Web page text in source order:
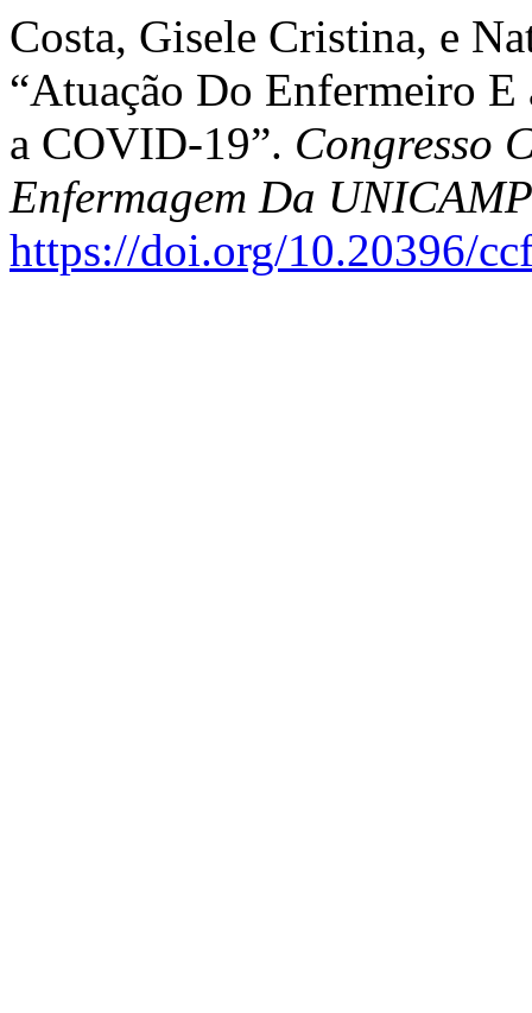
Costa, Gisele Cristina, e
“Atuação Do Enfermeiro
a COVID-19”. Congresso
Enfermagem Da UNICAMP
https://doi.org/10.20396/